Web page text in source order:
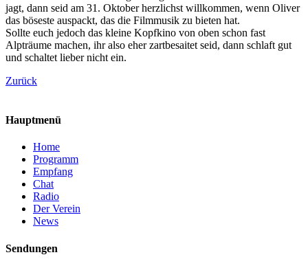
jagt, dann seid am 31. Oktober herzlichst willkommen, wenn Oliver
das böseste auspackt, das die Filmmusik zu bieten hat.
Sollte euch jedoch das kleine Kopfkino von oben schon fast
Alpträume machen, ihr also eher zartbesaitet seid, dann schlaft gut
und schaltet lieber nicht ein.
Zurück
Hauptmenü
Home
Programm
Empfang
Chat
Radio
Der Verein
News
Sendungen